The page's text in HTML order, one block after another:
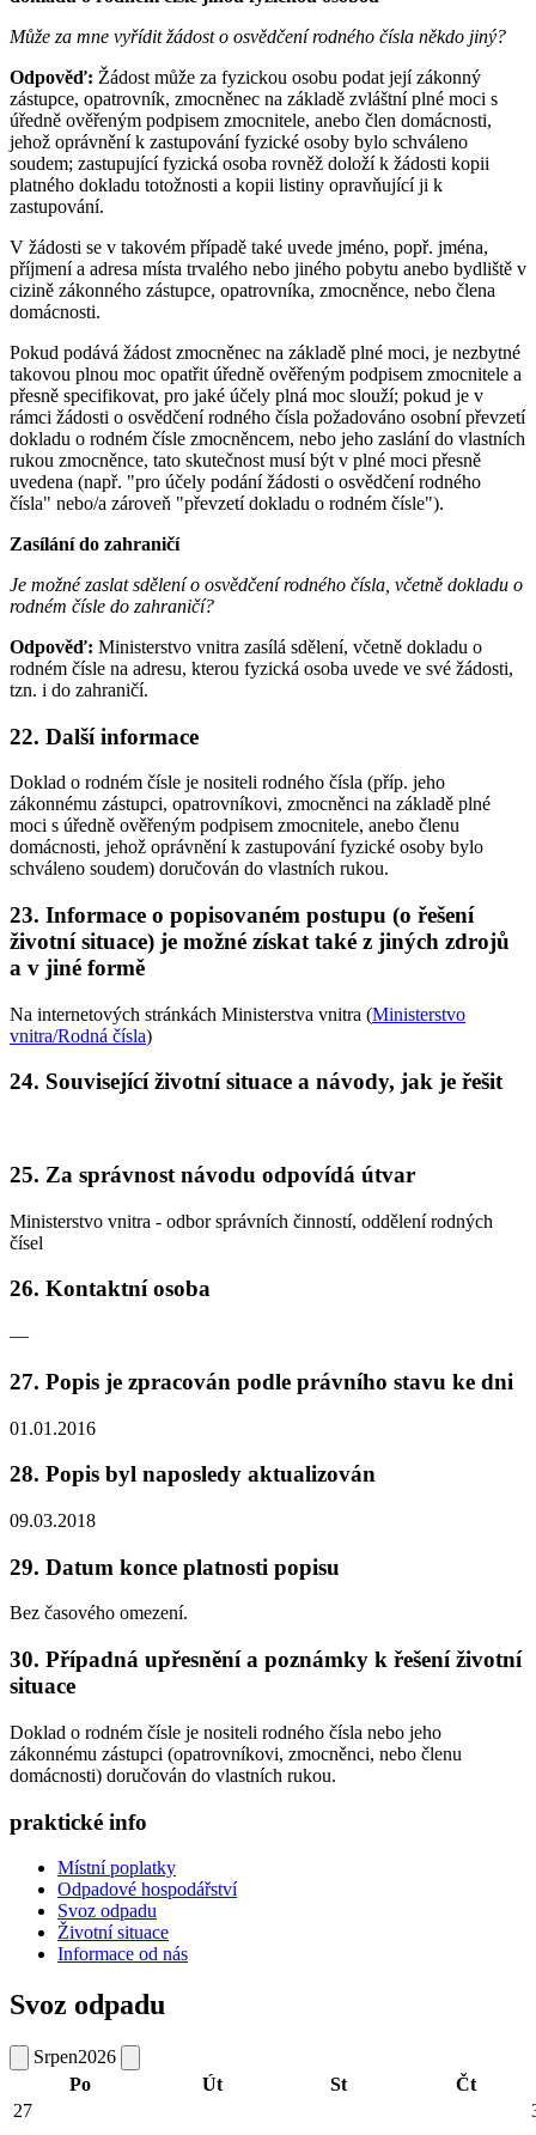
Může za mne vyřídit žádost o osvědčení rodného čísla někdo jiný?
Odpověď: Žádost může za fyzickou osobu podat její zákonný
zástupce, opatrovník, zmocněnec na základě zvláštní plné moci s
úředně ověřeným podpisem zmocnitele, anebo člen domácnosti,
jehož oprávnění k zastupování fyzické osoby bylo schváleno
soudem; zastupující fyzická osoba rovněž doloží k žádosti kopii
platného dokladu totožnosti a kopii listiny opravňující ji k
zastupování.
V žádosti se v takovém případě také uvede jméno, popř. jména,
příjmení a adresa místa trvalého nebo jiného pobytu anebo bydliště v
cizině zákonného zástupce, opatrovníka, zmocněnce, nebo člena
domácnosti.
Pokud podává žádost zmocněnec na základě plné moci, je nezbytné
takovou plnou moc opatřit úředně ověřeným podpisem zmocnitele a
přesně specifikovat, pro jaké účely plná moc slouží; pokud je v
rámci žádosti o osvědčení rodného čísla požadováno osobní převzetí
dokladu o rodném čísle zmocněncem, nebo jeho zaslání do vlastních
rukou zmocněnce, tato skutečnost musí být v plné moci přesně
uvedena (např. "pro účely podání žádosti o osvědčení rodného
čísla" nebo/a zároveň "převzetí dokladu o rodném čísle").
Zasílání do zahraničí
Je možné zaslat sdělení o osvědčení rodného čísla, včetně dokladu o
rodném čísle do zahraničí?
Odpověď: Ministerstvo vnitra zasílá sdělení, včetně dokladu o
rodném čísle na adresu, kterou fyzická osoba uvede ve své žádosti,
tzn. i do zahraničí.
22. Další informace
Doklad o rodném čísle je nositeli rodného čísla (příp. jeho
zákonnému zástupci, opatrovníkovi, zmocněnci na základě plné
moci s úředně ověřeným podpisem zmocnitele, anebo členu
domácnosti, jehož oprávnění k zastupování fyzické osoby bylo
schváleno soudem) doručován do vlastních rukou.
23. Informace o popisovaném postupu (o řešení
životní situace) je možné získat také z jiných zdrojů
a v jiné formě
Na internetových stránkách Ministerstva vnitra (Ministerstvo
vnitra/Rodná čísla)
24. Související životní situace a návody, jak je řešit
25. Za správnost návodu odpovídá útvar
Ministerstvo vnitra - odbor správních činností, oddělení rodných
čísel
26. Kontaktní osoba
—
27. Popis je zpracován podle právního stavu ke dni
01.01.2016
28. Popis byl naposledy aktualizován
09.03.2018
29. Datum konce platnosti popisu
Bez časového omezení.
30. Případná upřesnění a poznámky k řešení životní
situace
Doklad o rodném čísle je nositeli rodného čísla nebo jeho
zákonnému zástupci (opatrovníkovi, zmocněnci, nebo členu
domácnosti) doručován do vlastních rukou.
praktické info
Místní poplatky
Odpadové hospodářství
Svoz odpadu
Životní situace
Informace od nás
Svoz odpadu
Srpen2026
Po
Út St
Čt
27